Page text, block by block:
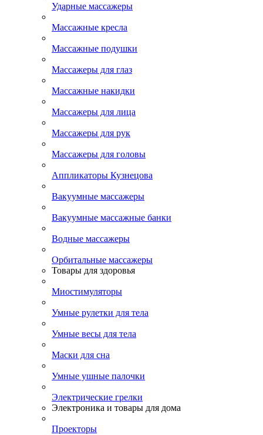
Ударные массажеры
Массажные кресла
Массажные подушки
Массажеры для глаз
Массажные накидки
Массажеры для лица
Массажеры для рук
Массажеры для головы
Аппликаторы Кузнецова
Вакуумные массажеры
Вакуумные массажные банки
Водные массажеры
Орбитальные массажеры
Товары для здоровья
Миостимуляторы
Умные рулетки для тела
Умные весы для тела
Маски для сна
Умные ушные палочки
Электрические грелки
Электроника и товары для дома
Проекторы